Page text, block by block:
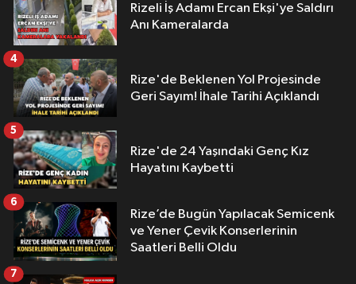
Rizeli İş Adamı Ercan Ekşi'ye Saldırı
Anı Kameralarda
Rize'de Beklenen Yol Projesinde
Geri Sayım! İhale Tarihi Açıklandı
4
Rize'de 24 Yaşındaki Genç Kız
Hayatını Kaybetti
5
Rize’de Bugün Yapılacak Semicenk
ve Yener Çevik Konserlerinin
Saatleri Belli Oldu
6
7